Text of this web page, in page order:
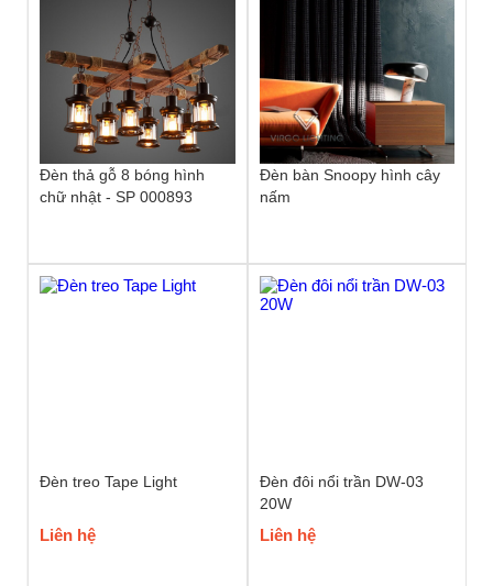
Đèn thả gỗ 8 bóng hình
chữ nhật - SP 000893
Đèn bàn Snoopy hình cây
nấm
Đèn treo Tape Light
Liên hệ
Đèn đôi nổi trần DW-03
20W
Liên hệ